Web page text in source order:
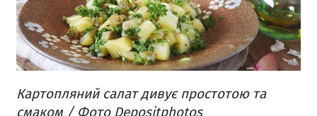
Картопляний салат дивує простотою та
смаком / Фото Depositphotos